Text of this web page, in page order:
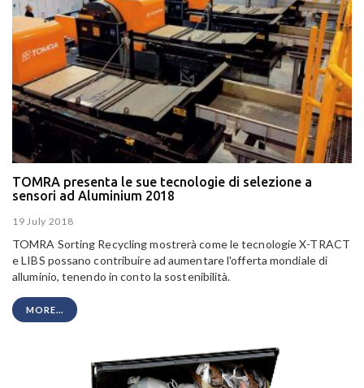
TOMRA presenta le sue tecnologie di selezione a
sensori ad Aluminium 2018
19 July 2018
TOMRA Sorting Recycling mostrerà come le tecnologie X-TRACT
e LIBS possano contribuire ad aumentare l'offerta mondiale di
alluminio, tenendo in conto la sostenibilità.
MORE...